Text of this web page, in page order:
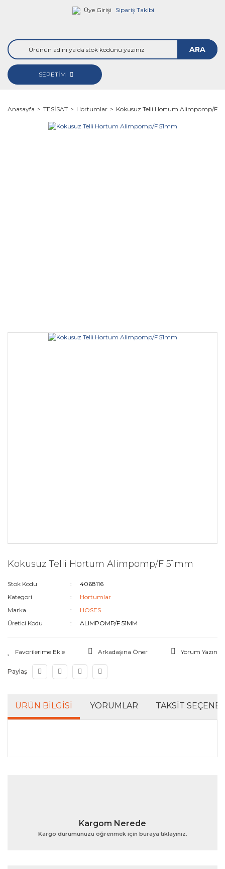
Üye Girişi Sipariş Takibi
ARA
SEPETİM
Anasayfa TESİSAT Hortumlar Kokusuz Telli Hortum Alimpomp/F
Kokusuz Telli Hortum Alimpomp/F 51mm
Stok Kodu
4068116
Kategori
Hortumlar
Marka
HOSES
Üretici Kodu
ALIMPOMP/F 51MM
Arkadaşına Öner Yorum Yazın
Paylaş
ÜRÜN BILGISI YORUMLAR TAKSIT
Bu ürünün fiyat bilgisi, resim, ürün açıklamalarında ve
Ürün açıklamasında eksik bilgiler bulunuyor.
Kargom Nerede
Kargo durumunuzu öğrenmek için buraya tıklayınız.